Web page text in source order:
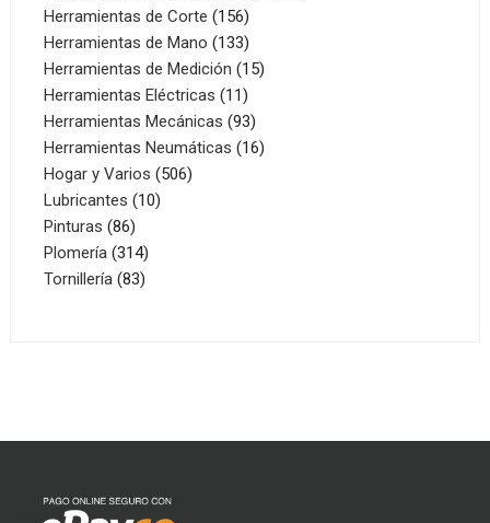
Herramientas de Corte 156156
productos
Herramientas de Mano 133133
productos
Herramientas de Medición 1515
Herramientas Eléctricas 1111
productos
Herramientas Mecánicas 9393
productos
Herramientas Neumáticas 1616
Hogar y Varios 506506
Lubricantes 1010
Pinturas 8686
productos
Plomería 314314
productos
Tornillería 8383